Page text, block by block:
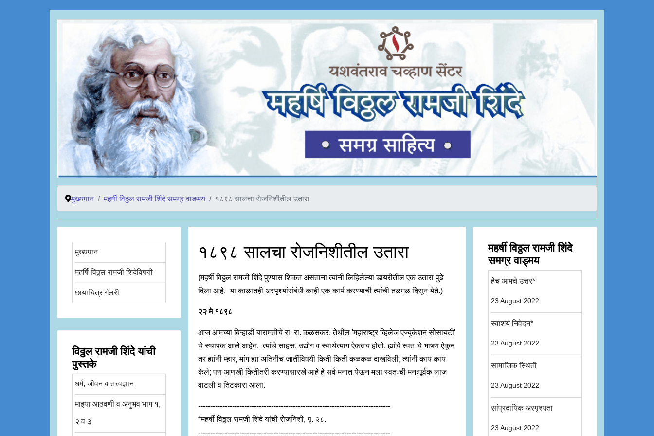
मुख्यपान महर्षी विठ्ठल रामजी शिंदे समग्र वाङमय १८९८ सालचा रोजनिशीतील उतारा
मुख्यपान
महर्षि विठ्ठल रामजी शिंदेविषयी
छायाचित्र गॅलरी
विठ्ठल रामजी शिंदे यांची
पुस्तके
धर्म, जीवन व तत्त्वज्ञान
माझ्या आठवणी व अनुभव भाग १,
२ व ३
१८९८ सालचा रोजनिशीतील उतारा
(महर्षी विठ्ठल रामजी शिंदे पुण्यास शिकत असताना त्यांनी लिहिलेल्या डायरीतील एक उतारा पुढे
दिला आहे. या काळातही अस्पृश्यांसंबंधी काही एक कार्य करण्याची त्यांची तळमळ दिसून येते.)
२२ मे १८९८
आज आमच्या बिऱ्हाडी बारामतीचे रा. रा. कळसकर, तेथील 'महाराष्ट्र व्हिलेज एज्युकेशन सोसायटी'
चे स्थापक आले आहेत. त्यांचे साहस, उद्योग व स्वार्थत्याग ऐकतच होतो. ह्यांचे स्वतःचे भाषण ऐकून
तर ह्यांनी म्हार, मांग ह्या अतिनीच जातींविषयी किती किती कळकळ दाखविली, त्यांनी काय काय
केले; पण आणखी कितीतरी करण्यासारखे आहे हे सर्व मनात येऊन मला स्वतःची मनःपूर्वक लाज
वाटली व तिटकारा आला.
-------------------------------------------------------------------------------
*महर्षी विठ्ठल रामजी शिंदे यांची रोजनिशी, पृ. २८.
-------------------------------------------------------------------------------
महर्षी विठ्ठल रामजी शिंदे
समग्र वाड्मय
हेच आमचे उत्तर*
23 August 2022
स्वाशय निवेदन*
23 August 2022
सामाजिक स्थिती
23 August 2022
सांप्रदायिक अस्पृश्यता
23 August 2022